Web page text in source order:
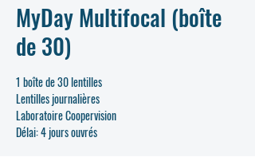
MyDay Multifocal (boîte
de 30)
1 boîte de 30 lentilles
Lentilles journalières
Laboratoire Coopervision
Délai: 4 jours ouvrés